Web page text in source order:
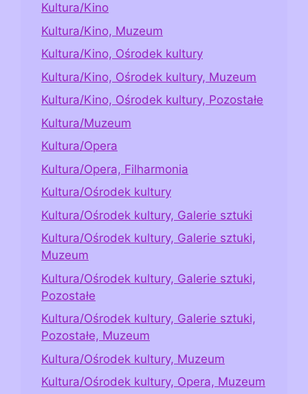
Kultura/Kino
Kultura/Kino, Muzeum
Kultura/Kino, Ośrodek kultury
Kultura/Kino, Ośrodek kultury, Muzeum
Kultura/Kino, Ośrodek kultury, Pozostałe
Kultura/Muzeum
Kultura/Opera
Kultura/Opera, Filharmonia
Kultura/Ośrodek kultury
Kultura/Ośrodek kultury, Galerie sztuki
Kultura/Ośrodek kultury, Galerie sztuki,
Muzeum
Kultura/Ośrodek kultury, Galerie sztuki,
Pozostałe
Kultura/Ośrodek kultury, Galerie sztuki,
Pozostałe, Muzeum
Kultura/Ośrodek kultury, Muzeum
Kultura/Ośrodek kultury, Opera, Muzeum